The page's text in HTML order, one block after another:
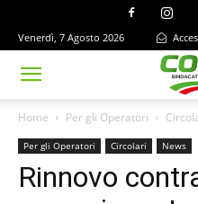
Venerdì, 7 Agosto 2026
Home Per gli Operatori
Per gli Operatori Circolari News
Rinnovo